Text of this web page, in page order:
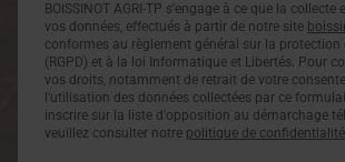
BOISSINOT AGRI-TP s'engage à ce que la
vos données, effectués à partir de notre site
conformes au règlement général sur la protection
(RGPD) et à la loi Informatique et Libertés. Pour
vos droits, notamment de retrait de votre
l'utilisation des données collectées par ce
inscrire sur la liste d'opposition au démarchage
veuillez consulter notre politique de confidentialité